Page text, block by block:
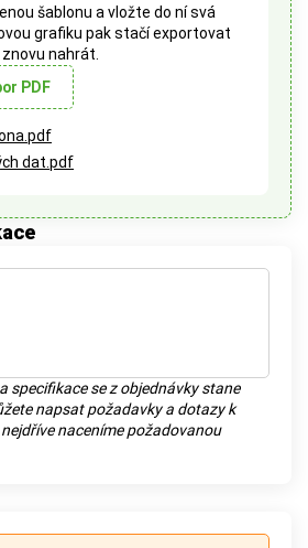
šablonu a vložte do ní svá
grafiku pak stačí exportovat
nahrát.
PDF
dat.pdf
specifikace se z objednávky stane
napsat požadavky a dotazy k
naceníme požadovanou